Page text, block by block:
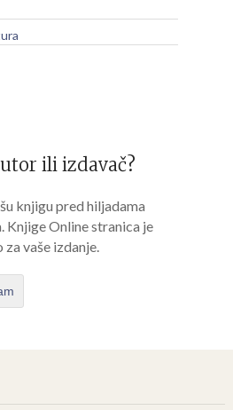
ili izdavač?
knjigu pred hiljadama
Knjige Online stranica je
za vaše izdanje.